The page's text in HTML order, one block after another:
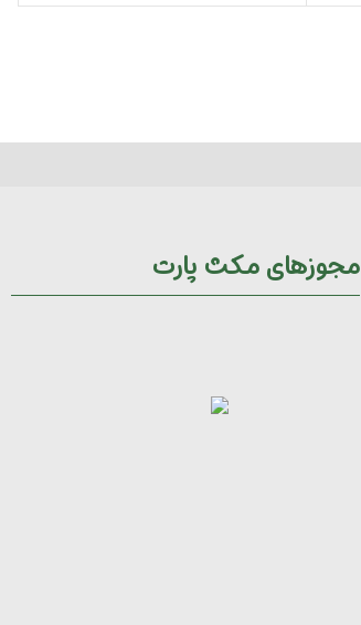
مجوزهای مکث پارت